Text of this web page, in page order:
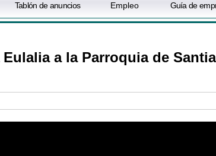
Tablón de anuncios Empleo Guía de
a la Parroquia de